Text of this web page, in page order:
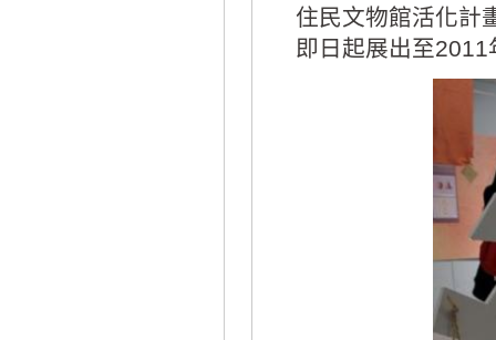
住民文物館活化計
即日起展出至